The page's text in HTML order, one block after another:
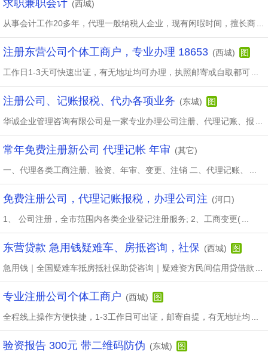
求职兼职会计 (西城)
从事会计工作20多年，代理一般纳税人企业，现有闲暇时间，擅长商
注册东营公司个体工商户，专业办理 18653 (西城) 图
工作日1-3天可快速出证，有无地址均可办理，执照邮寄或自取都可
注册公司、记账报税、代办各项业务 (东城) 图
华诚企业管理咨询有限公司是一家专业办理公司注册、代理记账、报
常年免费注册新公司 代理记帐 年审 (其它)
一、代理各类工商注册、验资、年审、变更、注销 二、代理记账、
免费注册公司，代理记账报税，办理公司注 (河口)
1、 公司注册，全市范围内各类企业登记注册服务; 2、工商变更(
东营贷款 急用钱疑难车、房抵咨询，社保 (西城) 图
急用钱｜全国疑难车抵房抵社保助贷咨询｜疑难资方民间信用贷借款
专业注册公司个体工商户 (西城) 图
全程线上操作方便快捷，1-3工作日可出证，邮寄自提，有无地址均
验资报告 300元 带二维码防伪 (东城) 图